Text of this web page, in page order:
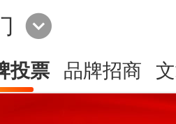
投票 品牌招商